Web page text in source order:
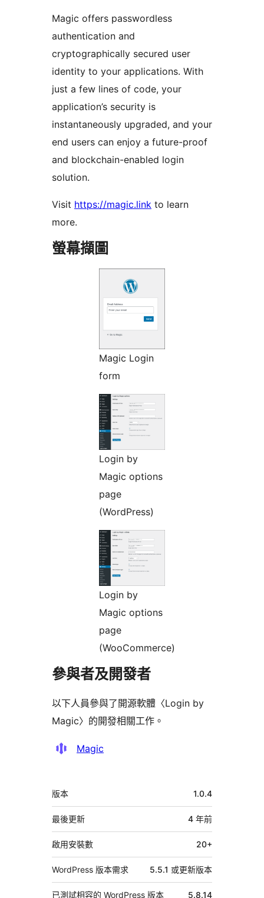
Magic offers passwordless
authentication and
cryptographically secured user
identity to your applications. With
just a few lines of code, your
application’s security is
instantaneously upgraded, and your
end users can enjoy a future-proof
and blockchain-enabled login
solution.
Visit https://magic.link to learn
more.
螢幕擷圖
Magic Login
form
Login by
Magic options
page
(WordPress)
Login by
Magic options
page
(WooCommerce)
參與者及開發者
以下人員參與了開源軟體〈Login by
Magic〉的開發相關工作。
參
Magic
中
繼
資
料
版本 1.0.4
最後更新 4 年前
啟用安裝數 20+
WordPress 版本需求 5.5.1 或更新版本
已測試相容的 WordPress 版本 5.8.14